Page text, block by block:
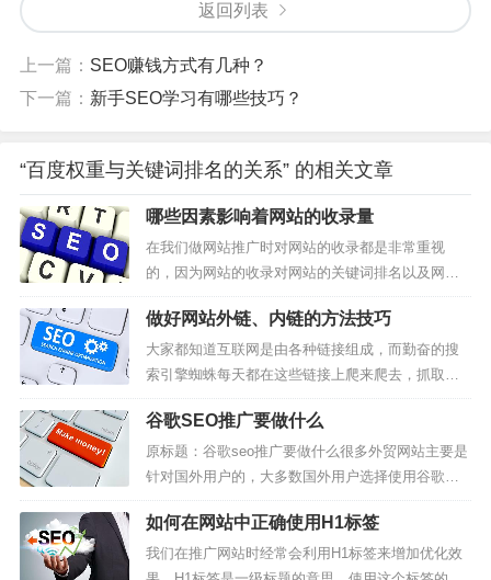
返回列表
上一篇： SEO赚钱方式有几种？
下一篇： 新手SEO学习有哪些技巧？
“百度权重与关键词排名的关系” 的相关文章
哪些因素影响着网站的收录量
在我们做网站推广时对网站的收录都是非常重视
的，因为网站的收录对网站的关键词排名以及网站
的流量都有很大的影响。但是随着搜索引擎算法的
调整，很多站长朋友都反映自己网站收录忽高忽
低，非常不稳定。那么我们如何才能稳定网站收
录，稳步增加网站收录量呢？今天笔者就跟大家分
享一下哪些因素影响着网站的收录量，希望对大...
做好网站外链、内链的方法技巧
大家都知道互联网是由各种链接组成，而勤奋的搜
索引擎蜘蛛每天都在这些链接上爬来爬去，抓取内
容。网站链接分为两种，一种是内链既：网站内部
链接，另一种是外链：网站外部链接。今天笔者就
跟大家分享一下做好网站外链、内链的方法技巧。
第一：做好网站外链的方法技巧俗话说：“内容为
王，外链为皇。”可见外链是网站推广中...
谷歌SEO推广要做什么
原标题：谷歌seo推广要做什么很多外贸网站主要是
针对国外用户的，大多数国外用户选择使用谷歌搜
索引擎。如果一个网站想让用户在搜索时获得更多
的展示机会，与网站的Google seo密切相关。谷歌
的算法也在不断的变化和改变。影响排名的因素包
如何在网站中正确使用H1标签
我们在推广网站时经常会利用H1标签来增加优化效